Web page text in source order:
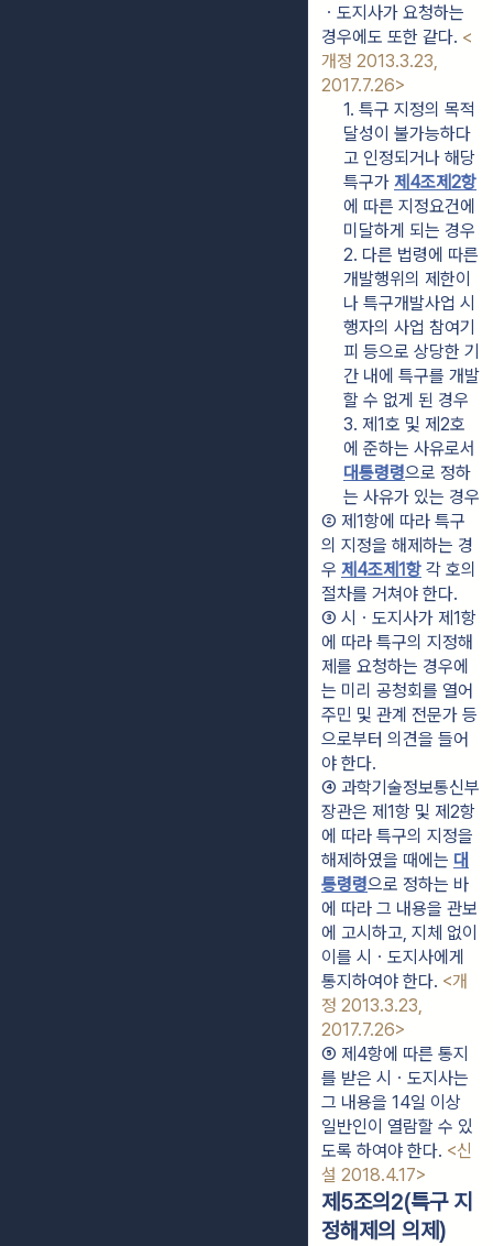
ㆍ도지사가 요청하는
경우에도 또한 같다. <
개정 2013.3.23,
2017.7.26>
1. 특구 지정의 목적
달성이 불가능하다
고 인정되거나 해당
특구가 제4조제2항
에 따른 지정요건에
미달하게 되는 경우
2. 다른 법령에 따른
개발행위의 제한이
나 특구개발사업 시
행자의 사업 참여기
피 등으로 상당한 기
간 내에 특구를 개발
할 수 없게 된 경우
3. 제1호 및 제2호
대통령령으로 정하
는 사유가 있는 경우
② 제1항에 따라 특구
의 지정을 해제하는 경
우 제4조제1항 각 호의
절차를 거쳐야 한다.
③ 시ㆍ도지사가 제1항
에 따라 특구의 지정해
제를 요청하는 경우에
는 미리 공청회를 열어
주민 및 관계 전문가 등
으로부터 의견을 들어
야 한다.
④ 과학기술정보통신부
장관은 제1항 및 제2항
에 따라 특구의 지정을
해제하였을 때에는 대
통령령으로 정하는 바
에 따라 그 내용을 관보
에 고시하고, 지체 없이
이를 시ㆍ도지사에게
통지하여야 한다. <개
정 2013.3.23,
2017.7.26>
⑤ 제4항에 따른 통지
를 받은 시ㆍ도지사는
그 내용을 14일 이상
일반인이 열람할 수 있
도록 하여야 한다. <신
설 2018.4.17>
제5조의2(특구 지
정해제의 의제)